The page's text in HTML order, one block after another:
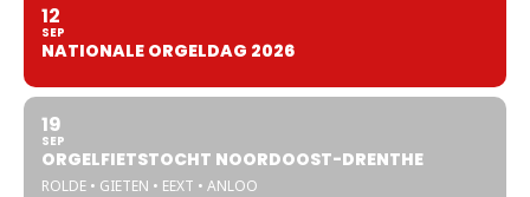
12
SEP
NATIONALE ORGELDAG 2026
19
SEP
ORGELFIETSTOCHT NOORDOOST-DRENTHE
ROLDE • GIETEN • EEXT • ANLOO